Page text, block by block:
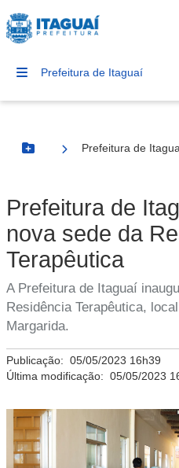
Prefeitura de Itaguaí
Botão Menu
Prefeitura de
Prefeitura de
nova sede da
Terapêutica
A Prefeitura de Itaguaí
Residência Terapêutica,
Margarida.
Publicação: 05/05/2023 16h39
Última modificação: 05/05/2023